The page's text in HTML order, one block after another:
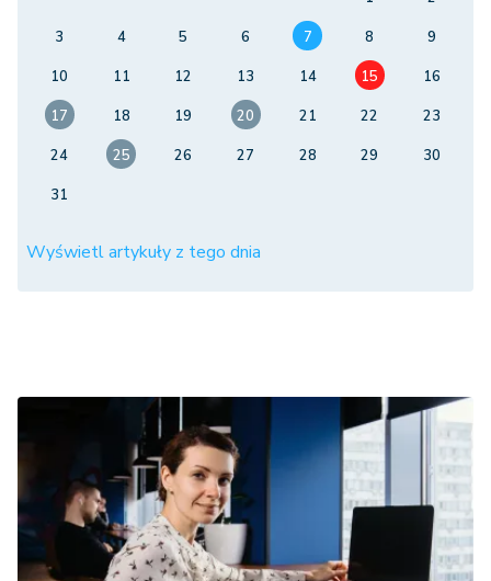
3
4 5 6 7 8
9
10
11 12 13 14 15
16
17
18 19 20 21 22
23
24
25 26 27 28 29
30
31
Wyświetl artykuły z tego dnia